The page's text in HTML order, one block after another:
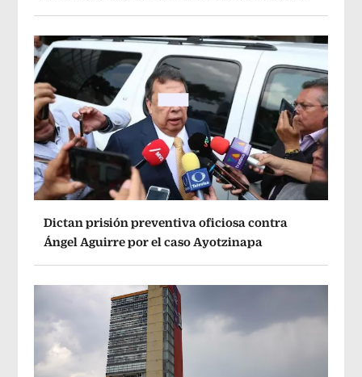
Dictan prisión preventiva oficiosa contra
Ángel Aguirre por el caso Ayotzinapa